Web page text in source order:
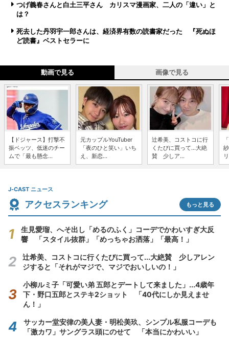
つげ義春さんと白土三平さん カリスマ漫画家、二人の「違い」と
は？
死去した丹羽宇一郎さんは、経済界有数の読書家だった 『死ぬほ
ど読書』ベストセラーに
動画で見る 画像で見る
【ドジャース】打撃不
振ベッツ、低迷のチー
ムで「最も懸念...
元カップルYouTuber
「夜のひと笑い」いち
え、新恋...
辻希美、コストコに行
くたびに買って...大絶
賛 少しア...
J-CAST ニュース
アクセスランキング もっと見る
生見愛瑠、へそ出し「めるのふく」コーデでかわいすぎ大反
響 「スタイル抜群」「めっちゃお洒落」「最高！」
辻希美、コストコに行くたびに買って...大絶賛 少しアレン
ジすると「それがマジで、マジでおいしいの！」
小柳ルミ子「可愛い弟 五郎とデートして来ました」...4歳年
下・野口五郎とステキ2ショット 「40代にしか見えませ
ん！」
サッカー堂安律の美人妻・明松美玖、シンプル私服コーデも
「激カワ」サングラス頭にのせて 「本当にかわいい」